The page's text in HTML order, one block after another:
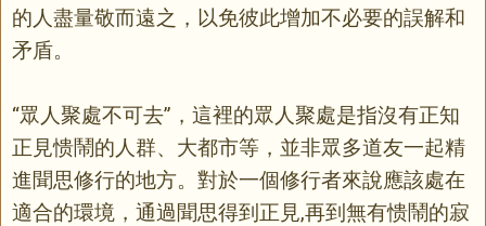
的人盡量敬而遠之，以免彼此增加不必要的誤解和
矛盾。
“眾人聚處不可去”，這裡的眾人聚處是指沒有正知
正見愦鬧的人群、大都市等，並非眾多道友一起精
進聞思修行的地方。對於一個修行者來說應該處在
適合的環境，通過聞思得到正見,再到無有愦鬧的寂